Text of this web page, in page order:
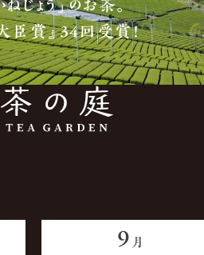
ねじょう」のお茶。
臣賞』34回受賞！
9 月